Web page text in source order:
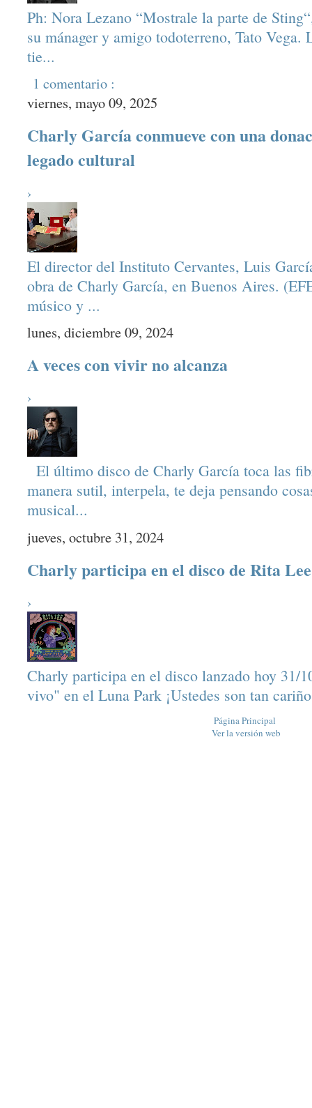
Ph: Nora Lezano “Mostrale la parte de
su mánager y amigo todoterreno, Tato Vega.
tie...
1 comentario :
viernes, mayo 09, 2025
Charly García conmueve con una
legado cultural
›
El director del Instituto Cervantes, Luis
obra de Charly García, en Buenos Aires.
músico y ...
lunes, diciembre 09, 2024
A veces con vivir no alcanza
›
El último disco de Charly García toca las
manera sutil, interpela, te deja pensando
musical...
jueves, octubre 31, 2024
Charly participa en el disco de Rita
›
Charly participa en el disco lanzado hoy 31/
vivo" en el Luna Park ¡Ustedes son tan
Página Principal
Ver la versión web